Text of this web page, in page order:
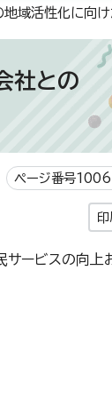
域活性化に向
社との
ページ番号
印
ービスの向上